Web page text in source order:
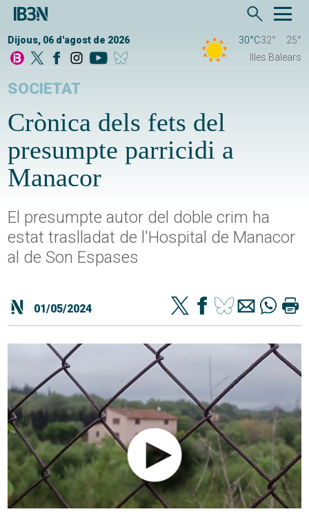
Dijous, 06 d'agost de 2026 30°C32°
25°
Illes Balears
SOCIETAT
Crònica dels fets del
presumpte parricidi a
Manacor
El presumpte autor del doble crim ha
estat traslladat de l'Hospital de Manacor
al de Son Espases
01/05/2024